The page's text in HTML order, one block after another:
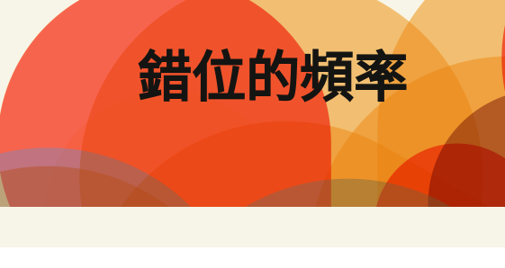
要
內
容
錯位的頻率